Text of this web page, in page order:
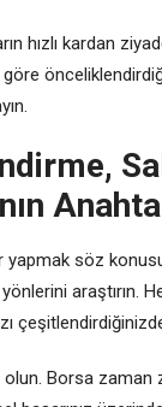
hızlı kardan
yapmak söz
araştırın.
olun. Borsa